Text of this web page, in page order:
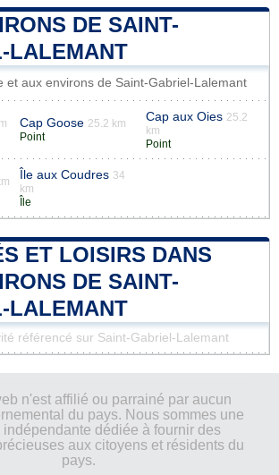
DE SAINT-
LALEMANT
et aux environs de Saint-Gabriel-Lalemant
Cap Goose 25.2 km
Point
Cap aux Oies 25.2
km
Point
Île aux Coudres 34
km
Île
ET LOISIRS DANS
DE SAINT-
LALEMANT
référencé sur Saint-Gabriel-Lalemant
n'est affilié ou parrainé par aucun
du pays. Nous sommes une
indépendante dédiée à fournir des
aux citoyens et résidents du
pays.